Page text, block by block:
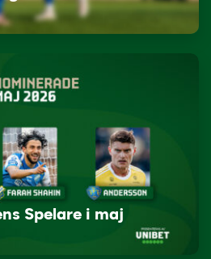
Spelare i maj